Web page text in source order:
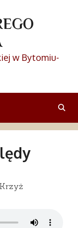
w Bytomiu-